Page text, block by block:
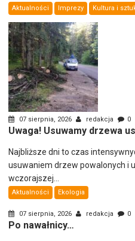
Aktualności Imprezy Kultura i
07 sierpnia, 2026 redakcja 0
Uwaga! Usuwamy drzewa
Najbliższe dni to czas
usuwaniem drzew powalonych i
wczorajszej...
Aktualności Ekologia
07 sierpnia, 2026 redakcja 0
Po nawałnicy…